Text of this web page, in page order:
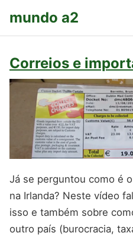
mundo a2
Correios e
Já se perguntou como é
na Irlanda? Neste vídeo
isso e também sobre
outro país (burocracia,